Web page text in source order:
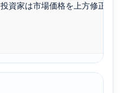
投資家は市場価格を上方修正す